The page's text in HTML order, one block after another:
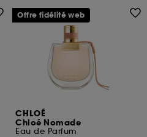
CHLOÉ
Chloé Nomade
Eau de Parfum
Offre fidélité web